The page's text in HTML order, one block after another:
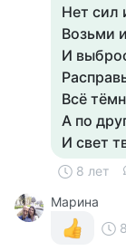
Нет сил
Возьми
И
Всё
А по
И свет
8 лет
Марина